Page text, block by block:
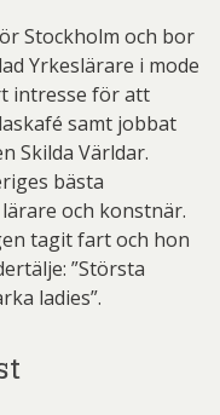
Stockholm och bor
Yrkeslärare i mode
intresse för att
samt jobbat
Skilda Världar.
bästa
och konstnär.
tagit fart och hon
”Största
ladies”.